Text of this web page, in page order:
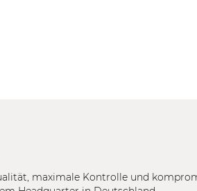
maximale Kontrolle und